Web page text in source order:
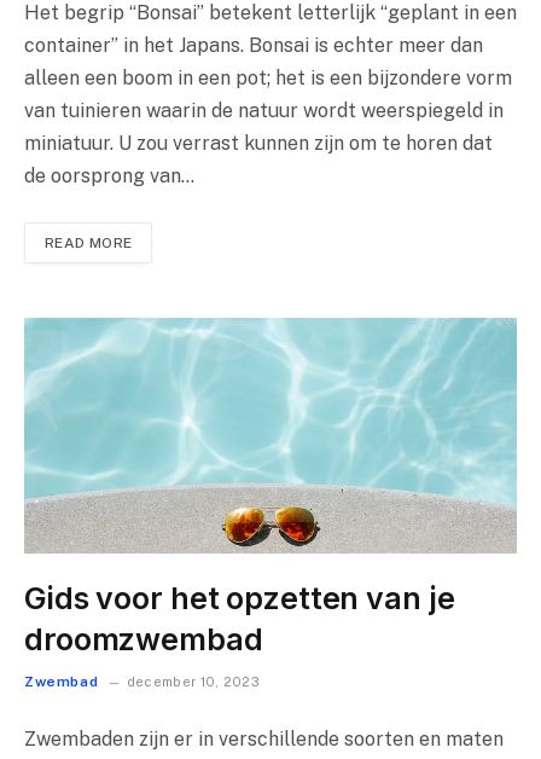
Het begrip “Bonsai” betekent letterlijk “geplant in een
container” in het Japans. Bonsai is echter meer dan
alleen een boom in een pot; het is een bijzondere vorm
van tuinieren waarin de natuur wordt weerspiegeld in
miniatuur. U zou verrast kunnen zijn om te horen dat
de oorsprong van…
READ MORE
Gids voor het opzetten van je
droomzwembad
Zwembad december 10, 2023
Zwembaden zijn er in verschillende soorten en maten